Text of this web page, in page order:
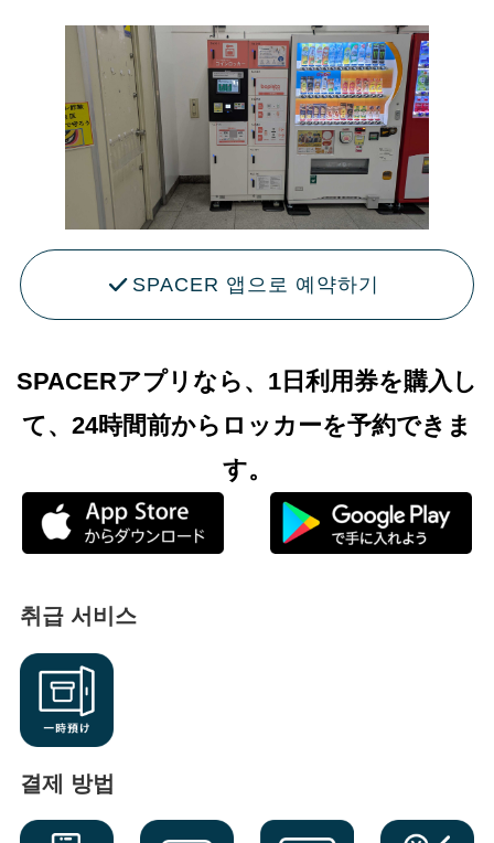
SPACER 앱으로 예약하기
SPACERアプリなら、1日利用券を購入し
て、24時間前からロッカーを予約できま
す。
취급 서비스
결제 방법